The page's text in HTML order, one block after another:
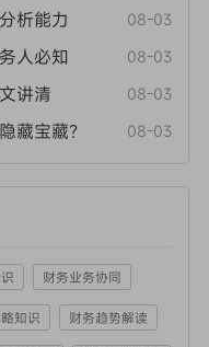
析能力 08-03
人必知 08-03
讲清 08-03
藏宝藏？ 08-03
财务业务协同
知识 财务趋势解读